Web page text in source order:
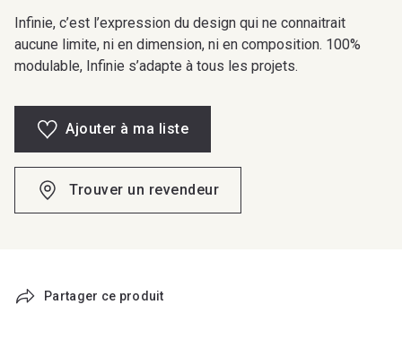
Infinie, c’est l’expression du design qui ne connaitrait
aucune limite, ni en dimension, ni en composition. 100%
modulable, Infinie s’adapte à tous les projets.
Ajouter à ma liste
Trouver un revendeur
Partager ce produit